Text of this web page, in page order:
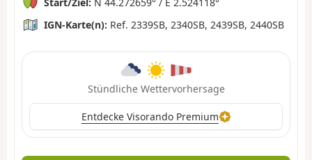
IGN-Karte(n): Ref. 2339SB, 2340SB, 2439SB, 2440SB
Stündliche Wettervorhersage
Entdecke Visorando Premium